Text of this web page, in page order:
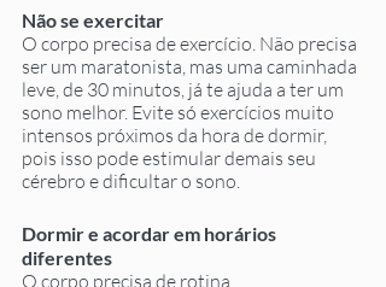
Não se exercitar
O corpo precisa de exercício. Não precisa
ser um maratonista, mas uma caminhada
leve, de 30 minutos, já te ajuda a ter um
sono melhor. Evite só exercícios muito
intensos próximos da hora de dormir,
pois isso pode estimular demais seu
cérebro e dificultar o sono.
Dormir e acordar em horários
diferentes
O corpo precisa de rotina,